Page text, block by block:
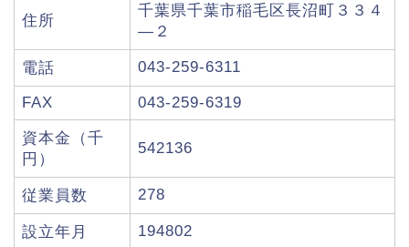
住所
千葉県千葉市稲毛区長沼町３３４
―２
電話 043-259-6311
FAX 043-259-6319
資本金（千
円）
542136
従業員数 278
設立年月 194802